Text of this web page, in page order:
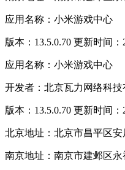
应用名称：小米游戏中心
版本：13.5.0.70 更新时间：
应用名称：小米游戏中心
开发者：北京瓦力网络科技
版本：13.5.0.70 更新时间：
北京地址：北京市昌平区
南京地址：南京市建邺区